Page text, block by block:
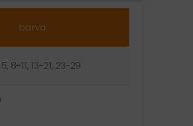
barva
8-11, 13-21, 23-29